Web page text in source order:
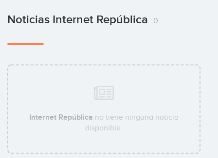
Noticias Internet República 0
Internet República no tiene ninguna noticia
disponible.